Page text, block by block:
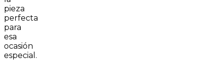
pieza
perfecta
para
esa
ocasión
especial.